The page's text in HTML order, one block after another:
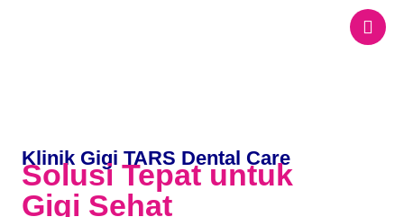
Klinik Gigi TARS Dental Care
Solusi Tepat untuk
Gigi Sehat